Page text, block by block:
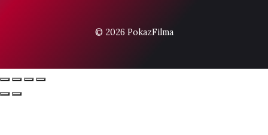
© 2026 PokazFilma